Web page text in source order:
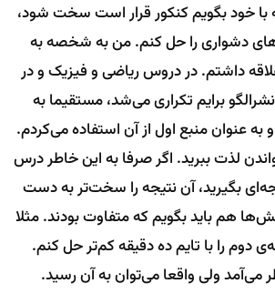
با خود بگویم کنکور قرار است سخت شود،
دشواری را حل کنم. من به شخصه به
داشتم. در دروس ریاضی و فیزیک و در
برایم تکراری می‌شد، مستقیما به
به عنوان منبع اول از آن استفاده می‌کردم.
لذت ببرید. اگر صرفا به این خاطر درس
بگیرید، آن نتیجه را سخت‌تر به دست
هم باید بگویم که متفاوت بودند. مثلا
دوم را با تایم ده دقیقه کم‌تر حل کنم.
می‌آمد ولی واقعا می‌توان به آن رسید.